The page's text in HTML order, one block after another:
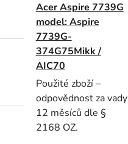
Acer Aspire 7739G
model: Aspire
7739G-
374G75Mikk /
AIC70
Použité zboží –
odpovědnost za vady
12 měsíců dle §
2168 OZ.